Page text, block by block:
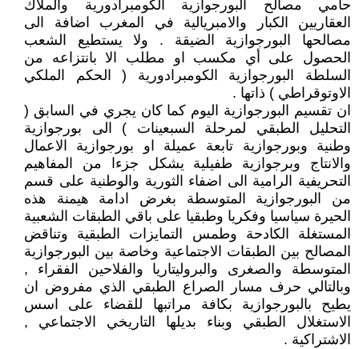
حامي مصالح البورجوازية الكومبرادورية والملاك
العقاريين الكبار والامبريالية في المغرب اضافة الى
مصالحها البورجوازية الضيقة . ولا يستطيع الشعب
الحصول على أي مكسب او مطلب الا بانتزاعه من
السلطة البورجوازية الكومبرادورية ( الحكم الملكي
الاوتوقراطي ) ذاتها .
ان تقسيم البورجوازية اليوم كما كان يجري في السابق (
التحليل الطبقي لمرحلة السبعينات ) الى بورجوازية
وطنية وبورجوازية تابعة عميلة او بورجوازية الاعمال
والانتاج وبرجوازية طفيلية يشكل جزءا من المفاهيم
التحريفية الرامية الى اضفاء الثورية والوطنية على قسم
من البورجوازية المتوسطة بغرض ادامة هيمنة هذه
الحيرة سياسيا وفكريا وطبقيا على باقي الطبقات الشعبية
المستغلة الكادحة وطمس التمايزات الطبقية وتناقض
المصالح بين الطبقات الاجتماعية وخاصة بين البورجوازية
المتوسطة والصغرى والبروليتاريا والفلاحين الفقراء ,
وبالتالي حرف مسار الصراع الطبقي الذي مفروض ان
يطيح بالبورجوازية بكافة مراتبها للقضاء على اسس
الاستغلال الطبقي وبناء بديلها التاريخي الاجتماعي ,
الاشتراكية .